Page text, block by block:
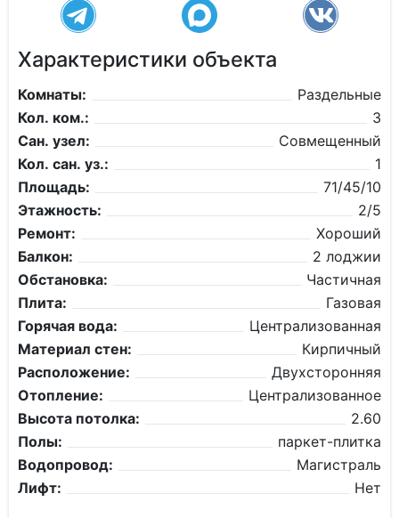
Характеристики объекта
Комнаты:
Раздельные
Кол. ком.:
3
Сан. узел:
Совмещенный
Кол. сан. уз.:
1
Площадь:
71/45/10
Этажность:
2/5
Ремонт:
Хороший
Балкон:
2 лоджии
Обстановка:
Частичная
Плита:
Газовая
Горячая вода:
Централизованная
Материал стен:
Кирпичный
Расположение:
Двухсторонняя
Отопление:
Централизованное
Высота потолка:
2.60
Полы:
паркет-плитка
Водопровод:
Магистраль
Лифт:
Нет